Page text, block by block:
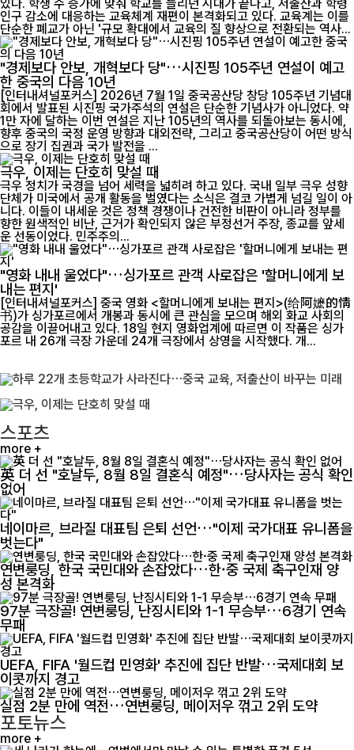
있다. 학생 수 증가에 맞춰 학교를 늘리던 시대가 끝나고, 저출산과 학령
인구 감소에 대응하는 교육체계 재편이 본격화되고 있다. 교육계는 이를
단순한 폐교가 아닌 '규모 확대에서 교육의 질 향상으로 전환되는 역사...
"경제보다 안보, 개혁보다 당"…시진핑 105주년 연설이 예고
한 중국의 다음 10년
[인터내셔널포커스] 2026년 7월 1일 중국공산당 창당 105주년 기념대
회에서 발표된 시진핑 국가주석의 연설은 단순한 기념사가 아니었다. 약
1만 자에 달하는 이번 연설은 지난 105년의 역사를 되돌아보는 동시에,
향후 중국의 국정 운영 방향과 대외전략, 그리고 중국공산당이 어떤 방식
으로 장기 집권과 국가 발전을 ...
극우, 이제는 단호히 맞설 때
극우 정치가 국경을 넘어 세력을 넓히려 하고 있다. 국내 일부 극우 성향
단체가 미국에서 공개 활동을 벌였다는 소식은 결코 가볍게 넘길 일이 아
니다. 이들이 내세운 것은 정책 경쟁이나 건전한 비판이 아니라 정부를
향한 원색적인 비난, 근거가 확인되지 않은 부정선거 주장, 종교를 앞세
운 선동이었다. 민주주의...
"영화 내내 울었다"…싱가포르 관객 사로잡은 '할머니에게 보
내는 편지'
[인터내셔널포커스] 중국 영화 <할머니에게 보내는 편지>(给阿嬷的情
书)가 싱가포르에서 개봉과 동시에 큰 관심을 모으며 해외 화교 사회의
공감을 이끌어내고 있다. 18일 현지 영화업계에 따르면 이 작품은 싱가
포르 내 26개 극장 가운데 24개 극장에서 상영을 시작했다. 개...
스포츠
more +
英 더 선 "호날두, 8월 8일 결혼식 예정"…당사자는 공식 확인
없어
네이마르, 브라질 대표팀 은퇴 선언…"이제 국가대표 유니폼을
벗는다"
연변룽딩, 한국 국민대와 손잡았다…한·중 국제 축구인재 양
성 본격화
97분 극장골! 연변룽딩, 난징시티와 1-1 무승부…6경기 연속
무패
UEFA, FIFA '월드컵 민영화' 추진에 집단 반발…국제대회 보
이콧까지 경고
실점 2분 만에 역전…연변룽딩, 메이저우 꺾고 2위 도약
포토뉴스
more +